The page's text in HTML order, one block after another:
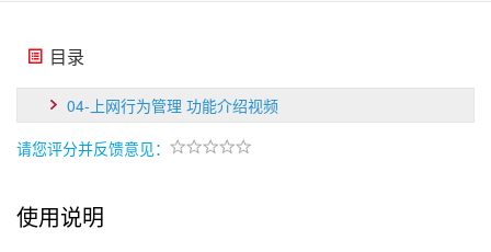
目录
04-上网行为管理 功能介绍视频
请您评分并反馈意见：
使用说明